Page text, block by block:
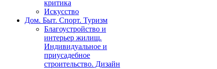
критика
Искусство
Дом. Быт. Спорт. Туризм
Благоустройство и
интерьер жилищ.
Индивидуальное и
приусадебное
строительство. Дизайн